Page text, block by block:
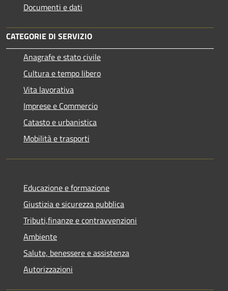
Documenti e dati
CATEGORIE DI SERVIZIO
Anagrafe e stato civile
Cultura e tempo libero
Vita lavorativa
Imprese e Commercio
Catasto e urbanistica
Mobilità e trasporti
Educazione e formazione
Giustizia e sicurezza pubblica
Tributi,finanze e contravvenzioni
Ambiente
Salute, benessere e assistenza
Autorizzazioni